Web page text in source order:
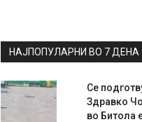
НАЈПОПУЛАРНИ ВО 7 ДЕНА
Се
Здравко
во Битола